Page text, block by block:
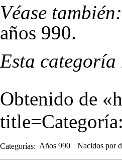
Véase también:
años 990.
Esta
Obtenido de «
Categorías: Años 990 Nacidos por